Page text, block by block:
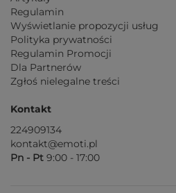
Regulamin
Wyświetlanie propozycji usług
Polityka prywatności
Regulamin Promocji
Dla Partnerów
Zgłoś nielegalne treści
Kontakt
224909134
kontakt@emoti.pl
Pn - Pt 9:00 - 17:00